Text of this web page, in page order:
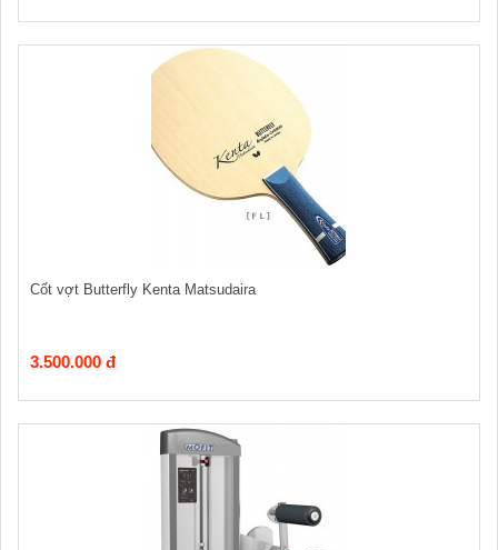
Cốt vợt Butterfly Kenta Matsudaira
3.500.000 đ